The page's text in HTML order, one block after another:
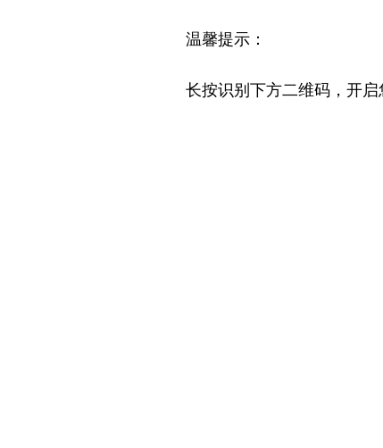
温馨提示：
长按识别下方二维码，开启